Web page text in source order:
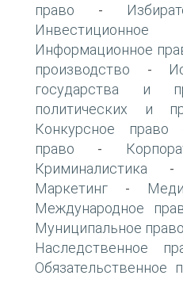
право -
Информационное
производство -
государства и
политических и
Конкурсное право
право -
Криминалистика
Маркетинг -
Международное
Муниципальное право
Наследственное
Обязательственное